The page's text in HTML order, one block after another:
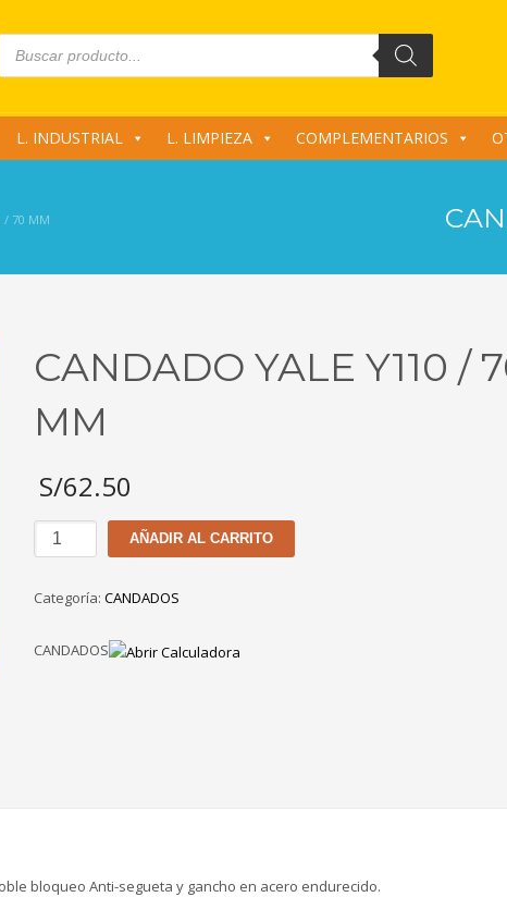
search
L. INDUSTRIAL L. LIMPIEZA COMPLEMENTARIOS
/ 70 MM
CANDADO YALE Y110 /
MM
S/62.50
CANDADO
YALE
/
MM
AÑADIR AL CARRITO
Categoría:CANDADOS
CANDADOS
bloqueo Anti-segueta y gancho en acero endurecido.